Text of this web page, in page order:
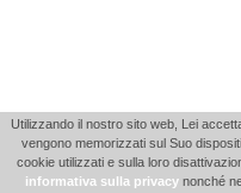
Utilizzando il nostro sito web, Lei
vengono memorizzati sul Suo
cookie utilizzati e sulla loro
informativa sulla privacynonché